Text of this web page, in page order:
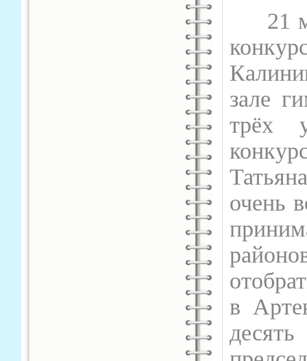
21
зале
трёх
очень
в